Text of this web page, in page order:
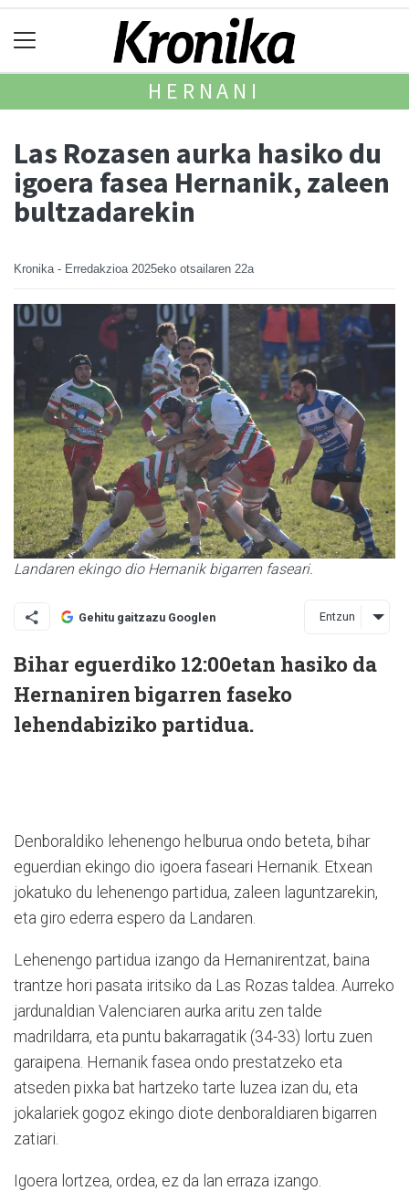
HERNANI
Las Rozasen aurka hasiko du
igoera fasea Hernanik, zaleen
bultzadarekin
Kronika - Erredakzioa 2025eko otsailaren 22a
Landaren ekingo dio Hernanik bigarren faseari.
Gehitu gaitzazu Googlen Entzun
Bihar eguerdiko 12:00etan hasiko da
Hernaniren bigarren faseko
lehendabiziko partidua.
Denboraldiko lehenengo helburua ondo beteta, bihar
eguerdian ekingo dio igoera faseari Hernanik. Etxean
jokatuko du lehenengo partidua, zaleen laguntzarekin,
eta giro ederra espero da Landaren.
Lehenengo partidua izango da Hernanirentzat, baina
trantze hori pasata iritsiko da Las Rozas taldea. Aurreko
jardunaldian Valenciaren aurka aritu zen talde
madrildarra, eta puntu bakarragatik (34-33) lortu zuen
garaipena. Hernanik fasea ondo prestatzeko eta
atseden pixka bat hartzeko tarte luzea izan du, eta
jokalariek gogoz ekingo diote denboraldiaren bigarren
zatiari.
Igoera lortzea, ordea, ez da lan erraza izango.